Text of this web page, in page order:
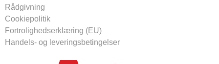
Rådgivning
Cookiepolitik
Fortrolighedserklæring (EU)
Handels- og leveringsbetingelser